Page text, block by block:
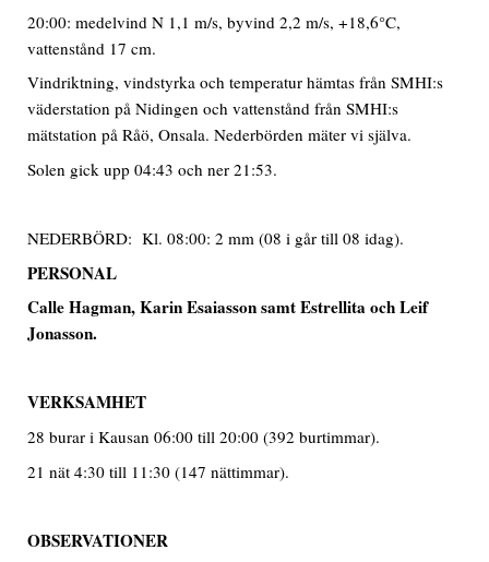
20:00: medelvind N 1,1 m/s, byvind 2,2 m/s, +18,6°C,
vattenstånd 17 cm.
Vindriktning, vindstyrka och temperatur hämtas från SMHI:s
väderstation på Nidingen och vattenstånd från SMHI:s
mätstation på Råö, Onsala. Nederbörden mäter vi själva.
Solen gick upp 04:43 och ner 21:53.
NEDERBÖRD: Kl. 08:00: 2 mm (08 i går till 08 idag).
PERSONAL
Calle Hagman, Karin Esaiasson samt Estrellita och Leif
Jonasson.
VERKSAMHET
28 burar i Kausan 06:00 till 20:00 (392 burtimmar).
21 nät 4:30 till 11:30 (147 nättimmar).
OBSERVATIONER